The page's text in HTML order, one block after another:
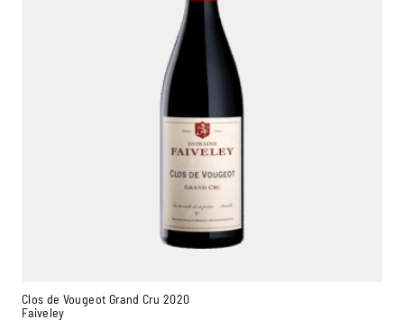
Clos de Vougeot Grand Cru 2020
Faiveley